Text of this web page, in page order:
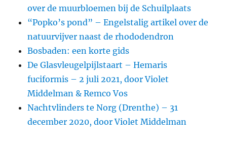
over de muurbloemen bij de Schuilplaats
“Popko’s pond” – Engelstalig artikel over de
natuurvijver naast de rhododendron
Bosbaden: een korte gids
De Glasvleugelpijlstaart – Hemaris
fuciformis – 2 juli 2021, door Violet
Middelman & Remco Vos
Nachtvlinders te Norg (Drenthe) – 31
december 2020, door Violet Middelman